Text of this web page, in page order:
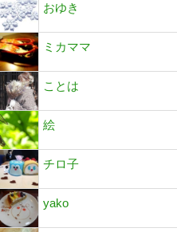
おゆき
ミカママ
ことは
絵
チロ子
yako